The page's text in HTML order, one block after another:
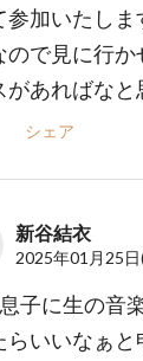
参加いたしま
ので見に行か
があればなと
シェア
新谷結衣
2025年01月25日
子に生の音
らいいなぁと